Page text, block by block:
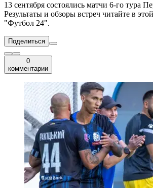
13 сентября состоялись матчи 6-го тура
Результаты и обзоры встреч читайте в
"Футбол 24".
Поделиться
0
комментарии